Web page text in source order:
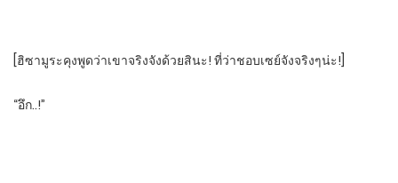
[ฮิซามูระคุงพูดว่าเขาจริงจังด้วยสินะ! ที่ว่าชอบเซย์จังจริงๆน่ะ!]
“อึก..!”